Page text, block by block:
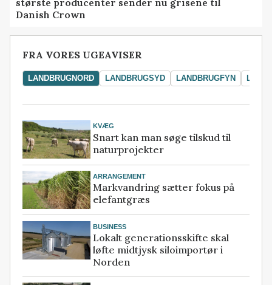
Danish Crown
FRA VORES UGEAVISER
LANDBRUGNORD LANDBRUGSYD LANDBRUGFYN
KVÆG
Snart kan man søge tilskud til
naturprojekter
ARRANGEMENT
Markvandring sætter fokus på
elefantgræs
BUSINESS
Lokalt generationsskifte skal
løfte midtjysk siloimportør i
Norden